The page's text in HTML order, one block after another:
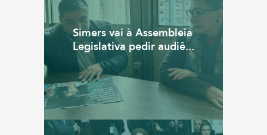
Simers vai à Assembleia
Legislativa pedir audiê...